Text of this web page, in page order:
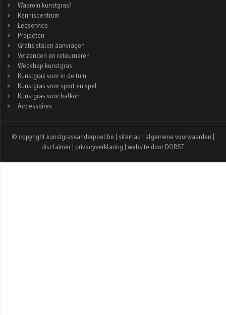
Waarom kunstgras?
Kenniscentrum
Legservice
Projecten
Gratis stalen aanvragen
Verzenden en retourneren
Webshop kunstgras
Kunstgras voor in de tuin
Kunstgras voor sport en spel
Kunstgras voor balkon
Accessoires
© copyright kunstgrasvanderpoel.be | sitemap algemene voorwaarden
disclaimer
privacyverklaring | website door DORST